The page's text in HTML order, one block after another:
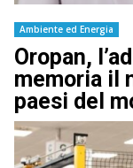
Ambiente ed Energia
Oropan,
memoria il
paesi del